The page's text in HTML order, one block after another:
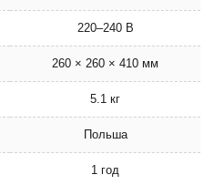
220–240 В
260 × 260 × 410 мм
5.1 кг
Польша
1 год